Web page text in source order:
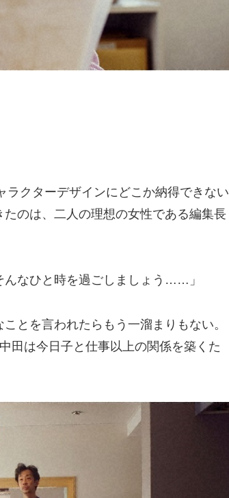
ラクターデザインにどこか納得できない
のは、二人の理想の女性である編集長
んなひと時を過ごしましょう……」
とを言われたらもう一溜まりもない。
田は今日子と仕事以上の関係を築くた